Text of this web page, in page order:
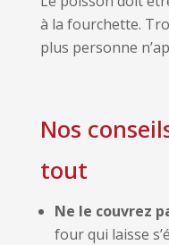
à la fourchette.
plus personne
Nos
tout
Ne le couvrez
four qui laisse